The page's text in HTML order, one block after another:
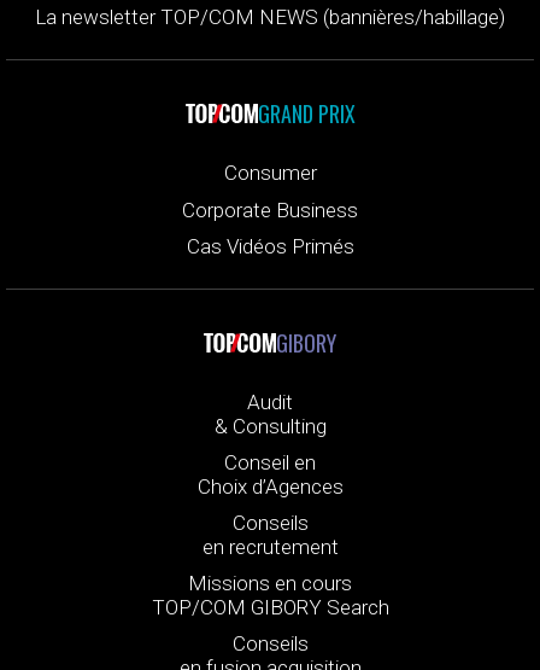
La newsletter TOP/COM NEWS (bannières/habillage)
GRAND PRIX
Consumer
Corporate Business
Cas Vidéos Primés
GIBORY
Audit
& Consulting
Conseil en
Choix d’Agences
Conseils
en recrutement
Missions en cours
TOP/COM GIBORY Search
Conseils